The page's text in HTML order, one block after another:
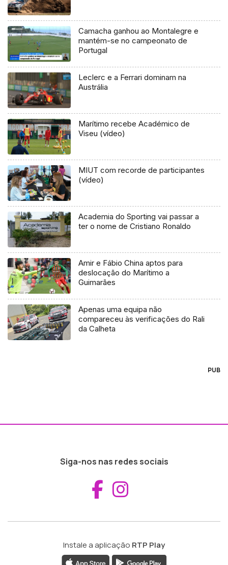
Camacha ganhou ao Montalegre e
mantém-se no campeonato de
Portugal
Leclerc e a Ferrari dominam na
Austrália
Marítimo recebe Académico de
Viseu (vídeo)
MIUT com recorde de participantes
(vídeo)
Academia do Sporting vai passar a
ter o nome de Cristiano Ronaldo
Amir e Fábio China aptos para
deslocação do Marítimo a
Guimarães
Apenas uma equipa não
compareceu às verificações do Rali
da Calheta
PUB
Siga-nos nas redes sociais
Aceder ao
Instale a aplicação RTP Play